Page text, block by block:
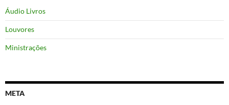
Áudio Livros
Louvores
Ministrações
META